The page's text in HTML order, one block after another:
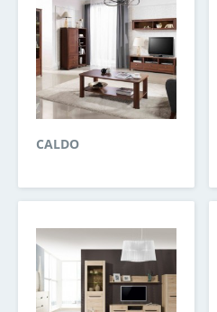
CALDO